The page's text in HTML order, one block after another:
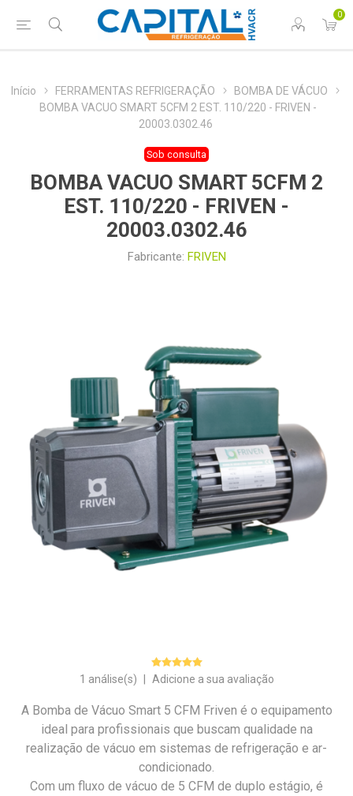
0
Início FERRAMENTAS REFRIGERAÇÃO
BOMBA DE VÁCUO
BOMBA VACUO SMART 5CFM 2 EST. 110/220 - FRIVEN -
20003.0302.46
Sob consulta
BOMBA VACUO SMART 5CFM 2
EST. 110/220 - FRIVEN -
20003.0302.46
Fabricante: FRIVEN
1 análise(s) Adicione a sua avaliação
A Bomba de Vácuo Smart 5 CFM Friven é o equipamento
ideal para profissionais que buscam qualidade na
realização de vácuo em sistemas de refrigeração e ar-
condicionado.
Com um fluxo de vácuo de 5 CFM de duplo estágio, é